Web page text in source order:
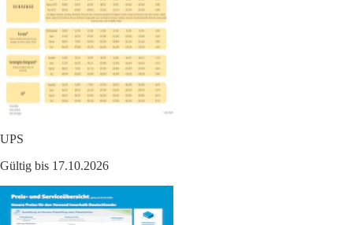
UPS
Gültig bis 17.10.2026